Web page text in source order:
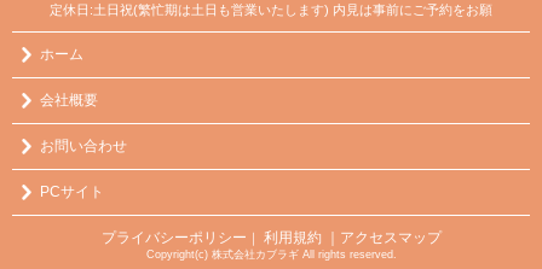
定休日:土日祝(繁忙期は土日も営業いたします) 内見は事前にご予約をお願
ホーム
会社概要
お問い合わせ
PCサイト
プライバシーポリシー ｜ 利用規約 ｜アクセスマップ
Copyright(c) 株式会社カブラギ All rights reserved.